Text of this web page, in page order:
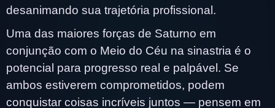
desanimando sua trajetória profissional.
Uma das maiores forças de Saturno em
conjunção com o Meio do Céu na sinastria é o
potencial para progresso real e palpável. Se
ambos estiverem comprometidos, podem
conquistar coisas incríveis juntos — pensem em